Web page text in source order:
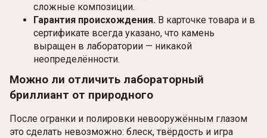
сложные композиции.
Гарантия происхождения. В карточке товара и в
сертификате всегда указано, что камень
выращен в лаборатории — никакой
неопределённости.
Можно ли отличить лабораторный
бриллиант от природного
После огранки и полировки невооружённым глазом
это сделать невозможно: блеск, твёрдость и игра